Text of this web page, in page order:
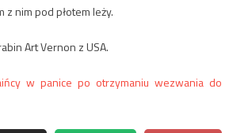
z nim pod płotem leży.
Art Vernon z USA.
w panice po otrzymaniu wezwania do